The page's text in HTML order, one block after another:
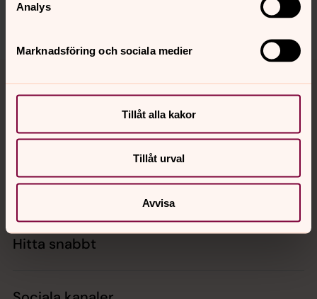
Analys
Marknadsföring och sociala medier
Tillåt alla kakor
Tillåt urval
Avvisa
Kontakt
Kalender
Hitta snabbt